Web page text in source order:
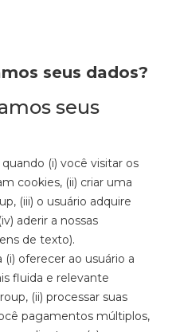
seus dados?
seus
(i) você visitar os
cookies, (ii) criar uma
(iii) o usuário adquire
aderir a nossas
de texto).
(i) oferecer ao usuário a
fluida e relevante
(ii) processar suas
pagamentos múltiplos,